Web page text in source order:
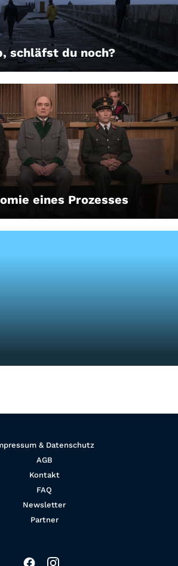
schläfst du noch?
eines Prozesses
& Datenschutz
AGB
Kontakt
FAQ
Newsletter
Partner